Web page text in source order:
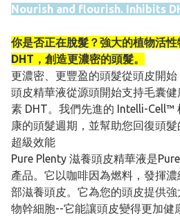
Nourish and flourish. Inhibits
你是否正在脫髮？強⼤的植物活
DHT，創造更濃密的頭髮。
更濃密、更豐盈的頭髮從頭皮開
頭⽪精華液從源頭開始支持毛囊
素 DHT。我們先進的 Intelli-Cell™
康的頭髮週期，並幫助您回復頭髮
超級效能
Pure Plenty 滋養頭⽪精華液是
產品。它以咖啡因為燃料，發揮
部滋養頭⽪。它為您的頭⽪提供
物幹細胞--它能讓頭⽪變得更加健